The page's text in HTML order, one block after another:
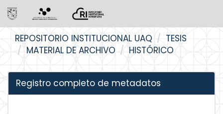
navigation
REPOSITORIO INSTITUCIONAL UAQ
TESIS
MATERIAL DE ARCHIVO
HISTÓRICO
Registro completo de metadatos